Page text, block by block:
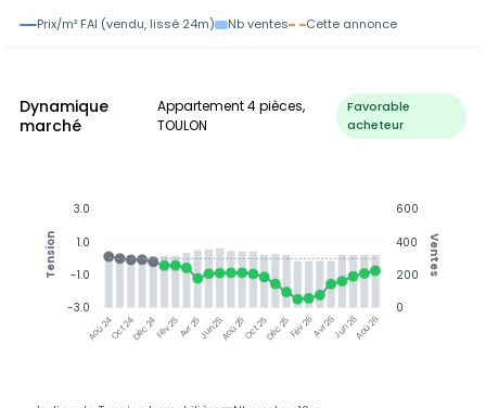
Prix/m² FAI (vendu, lissé 24m) Nb ventes Cette annonce
Dynamique
marché
Appartement 4 pièces,
TOULON
Favorable
acheteur
Aoû 24Oct 24Déc 24Fév 25Avr 25Jun 25Aoû 25Oct 25Déc 25Fév 26Avr 26Jun 26Aoû 26
600
400
200
0
Ventes
3.0
1.0
-1.0
-3.0
Tension